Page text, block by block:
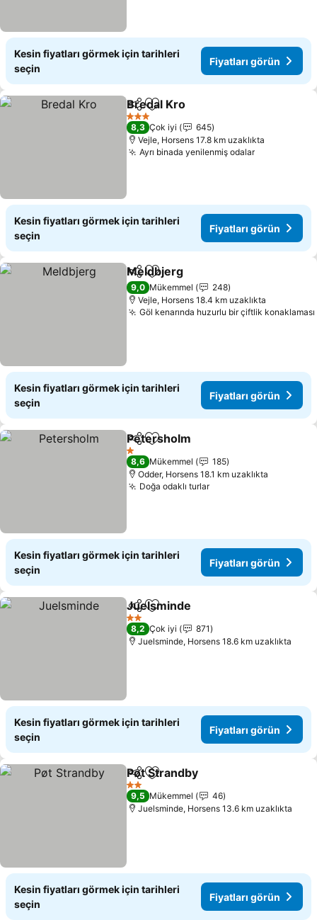
Kesin fiyatları görmek için tarihleri
seçin
Fiyatları görün
PaylaşFavorilerime ekle
Bredal Kro
3 Yıldız
8,3 Çok iyi
645
Vejle, Horsens 17.8 km uzaklıkta
Ayrı binada yenilenmiş odalarFiyatları
Kesin fiyatları görmek için tarihleri
seçin
Fiyatları görün
PaylaşFavorilerime ekle
Meldbjerg
9,0 Mükemmel
248
Vejle, Horsens 18.4 km uzaklıkta
Göl kenarında huzurlu bir çiftlik konaklaması
Kesin fiyatları görmek için tarihleri
seçin
Fiyatları görün
PaylaşFavorilerime ekle
Petersholm
1 Yıldız
8,6 Mükemmel
185
Odder, Horsens 18.1 km uzaklıkta
Doğa odaklı turlarFiyatları görün
Kesin fiyatları görmek için tarihleri
seçin
Fiyatları görün
PaylaşFavorilerime ekle
Juelsminde
2 Yıldız
8,2 Çok iyi
871
Juelsminde, Horsens 18.6 km uzaklıkta
Kesin fiyatları görmek için tarihleri
seçin
Fiyatları görün
PaylaşFavorilerime ekle
Pøt Strandby
2 Yıldız
9,5 Mükemmel
46
Juelsminde, Horsens 13.6 km uzaklıkta
Kesin fiyatları görmek için tarihleri
seçin
Fiyatları görün